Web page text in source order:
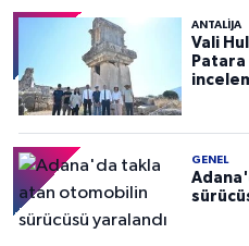
ANTALIJA
Vali
GENEL